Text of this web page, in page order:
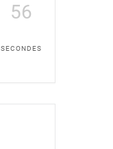
56
SECONDES